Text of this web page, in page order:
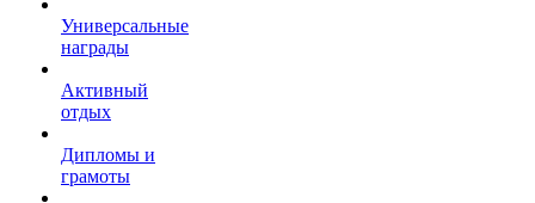
Универсальные
награды
Активный
отдых
Дипломы и
грамоты